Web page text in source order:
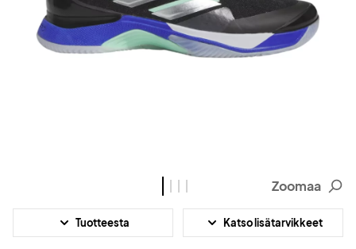
Zoomaa
Tuotteesta Katso lisätarvikkeet